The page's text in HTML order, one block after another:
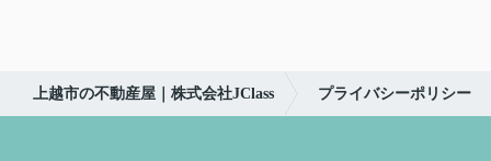
上越市の不動産屋｜株式会社JClass プライバシーポリシー